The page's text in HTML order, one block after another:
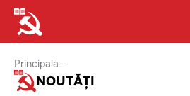
Principala
NOUTĂȚI